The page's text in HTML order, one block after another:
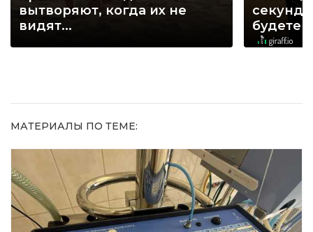
вытворяют, когда их не
видят...
секунд,
будете
МАТЕРИАЛЫ ПО ТЕМЕ: